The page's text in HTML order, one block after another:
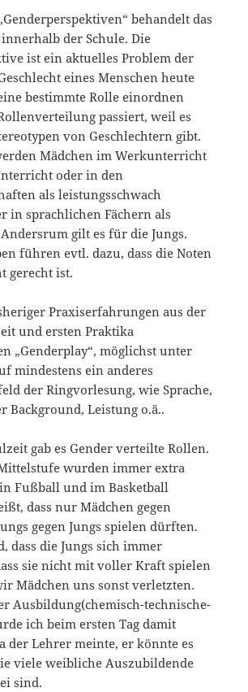
behandelt das
der Schule. Die
ist ein aktuelles Problem der
eines Menschen heute
bestimmte Rolle einordnen
passiert, weil es
von Geschlechtern gibt.
Mädchen im Werkunterricht
oder in den
als leistungsschwach
in sprachlichen Fächern als
gilt es für die Jungs.
führen evtl. dazu, dass die Noten
gerecht ist.
Praxiserfahrungen aus der
und ersten Praktika
„Genderplay“, möglichst unter
mindestens ein anderes
der Ringvorlesung, wie Sprache,
Background, Leistung o.ä..
gab es Gender verteilte Rollen.
wurden immer extra
Fußball und im Basketball
dass nur Mädchen gegen
gegen Jungs spielen dürften.
dass die Jungs sich immer
sie nicht mit voller Kraft spielen
Mädchen uns sonst verletzten.
Ausbildung(chemisch-technische-
ich beim ersten Tag damit
der Lehrer meinte, er könnte es
viele weibliche Auszubildende
sind.